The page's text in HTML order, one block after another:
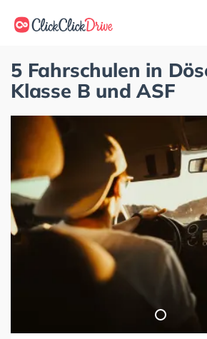
5 Fahrschulen in
Klasse B und ASF